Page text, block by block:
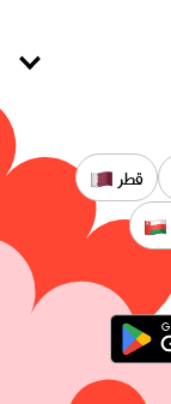
قطر